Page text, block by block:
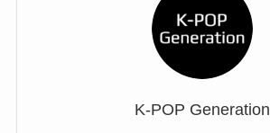
K-POP Generation